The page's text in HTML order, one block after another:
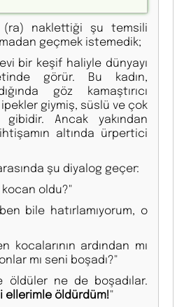
(ra) naklettiği şu temsili
geçmek istemedik;
bir keşif haliyle dünyayı
görür. Bu kadın,
göz kamaştırıcı
ipekler giymiş, süslü ve çok
Ancak yakından
altında ürpertici
şu diyalog geçer:
oldu?"
ben bile hatırlamıyorum, o
kocalarının ardından mı
mı seni boşadı?"
öldüler ne de boşadılar.
ellerimle öldürdüm!"